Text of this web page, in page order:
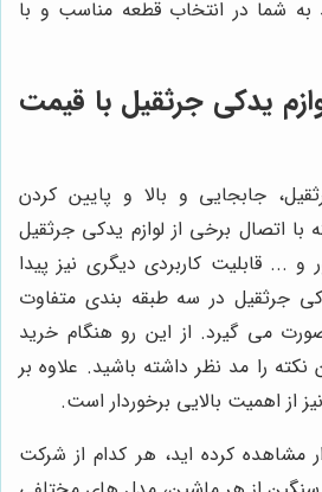
به شما در انتخاب قطعه مناسب و با
یدکی جرثقیل با قیمت
جابجایی و بالا و پایین کردن
اتصال برخی از لوازم یدکی جرثقیل
و ... قابلیت کاربردی دیگری نیز پیدا
جرثقیل در سه طبقه بندی متفاوت
می گیرد. از این رو هنگام خرید
را مد نظر داشته باشید. علاوه بر
از اهمیت بالایی برخوردار است.
مشاهده کرده اید، هر کدام از شرکت